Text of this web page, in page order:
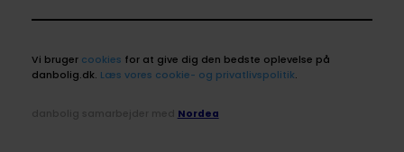
Vi bruger cookies for at give dig den bedste oplevelse på
danbolig.dk. Læs vores cookie- og privatlivspolitik.
Nordea